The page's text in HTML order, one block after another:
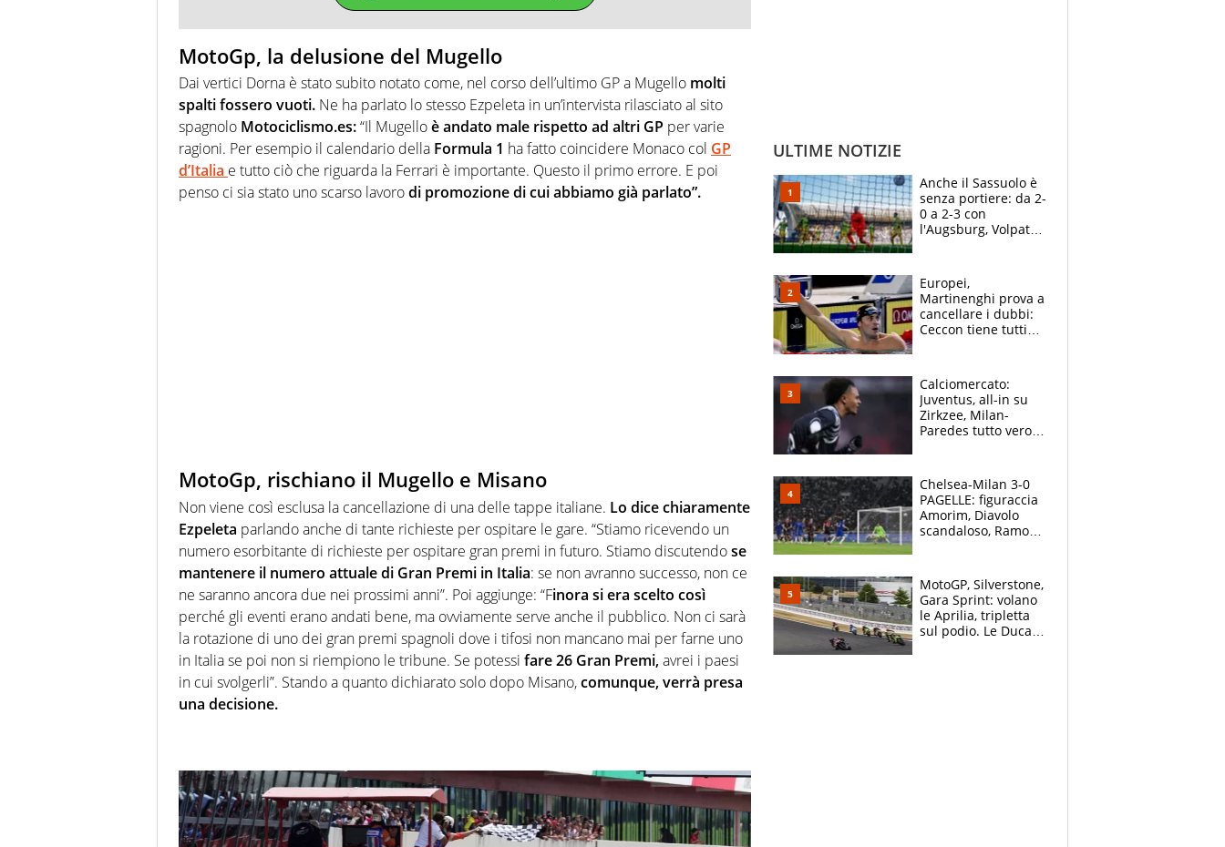
MotoGp, la delusione del Mugello
Dai vertici Dorna è stato subito notato come, nel corso dell’ultimo GP a Mugello molti
spalti fossero vuoti. Ne ha parlato lo stesso Ezpeleta in un’intervista rilasciato al sito
spagnolo Motociclismo.es:“Il Mugelloè andato male rispetto ad altri GP per varie
ragioni. Per esempio il calendario della Formula 1 ha fatto coincidere Monaco col GP
d’Italia e tutto ciò che riguarda la Ferrari è importante. Questo il primo errore. E poi
penso ci sia stato uno scarso lavorodi promozione di cui abbiamo già parlato”.
MotoGp, rischiano il Mugello e Misano
Non viene così esclusa la cancellazione di una delle tappe italiane. Lo dice chiaramente
Ezpeleta parlando anche di tante richieste per ospitare le gare. “Stiamo ricevendo un
numero esorbitante di richieste per ospitare gran premi in futuro. Stiamo discutendose
mantenere il numero attuale di Gran Premi in Italia: se non avranno successo, non ce
ne saranno ancora due nei prossimi anni”. Poi aggiunge: “Finora si era scelto così
perché gli eventi erano andati bene, ma ovviamente serve anche il pubblico. Non ci sarà
la rotazione di uno dei gran premi spagnoli dove i tifosi non mancano mai per farne uno
in Italia se poi non si riempiono le tribune. Se potessi fare 26 Gran Premi,avrei i paesi
in cui svolgerli”. Stando a quanto dichiarato solo dopo Misano,comunque, verrà presa
una decisione.
ULTIME NOTIZIE
Anche il Sassuolo è
senza portiere: da 2-
0 a 2-3 con
l'Augsburg, Volpato
Europei,
Martinenghi prova a
cancellare i dubbi:
Ceccon tiene tutti
Curtis
Calciomercato:
Juventus, all-in su
Zirkzee, Milan-
Paredes tutto vero,
Chelsea-Milan 3-0
PAGELLE: figuraccia
Amorim, Diavolo
scandaloso, Ramos
MotoGP, Silverstone,
Gara Sprint: volano
le Aprilia, tripletta
sul podio. Le Ducati